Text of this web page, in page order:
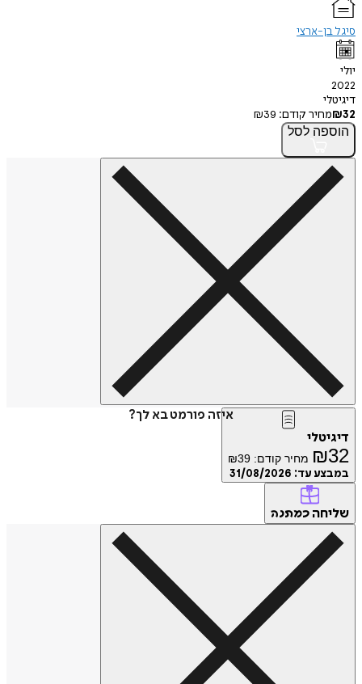
סיגל בן-ארצי
יולי
2022
דיגיטלי
₪32 מחיר קודם: ₪39
הוספה לסל
איזה פורמט בא לך?
דיגיטלי
₪32 מחיר קודם: ₪39
במבצע עד: 31/08/2026
שליחה כמתנה